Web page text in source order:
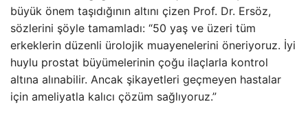
büyük önem taşıdığının altını çizen Prof. Dr. Ersöz,
sözlerini şöyle tamamladı: “50 yaş ve üzeri tüm
erkeklerin düzenli ürolojik muayenelerini öneriyoruz. İyi
huylu prostat büyümelerinin çoğu ilaçlarla kontrol
altına alınabilir. Ancak şikayetleri geçmeyen hastalar
için ameliyatla kalıcı çözüm sağlıyoruz.”